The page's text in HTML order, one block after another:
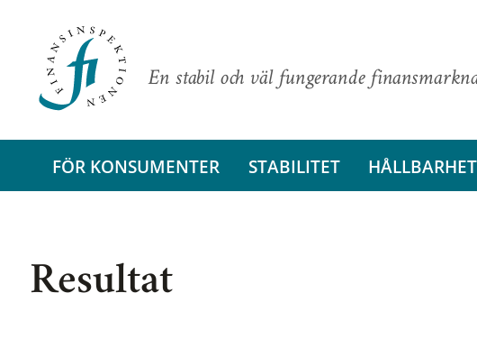
En stabil och väl fungerande
FÖR KONSUMENTER STABILITET HÅLLBARHET
Resultat